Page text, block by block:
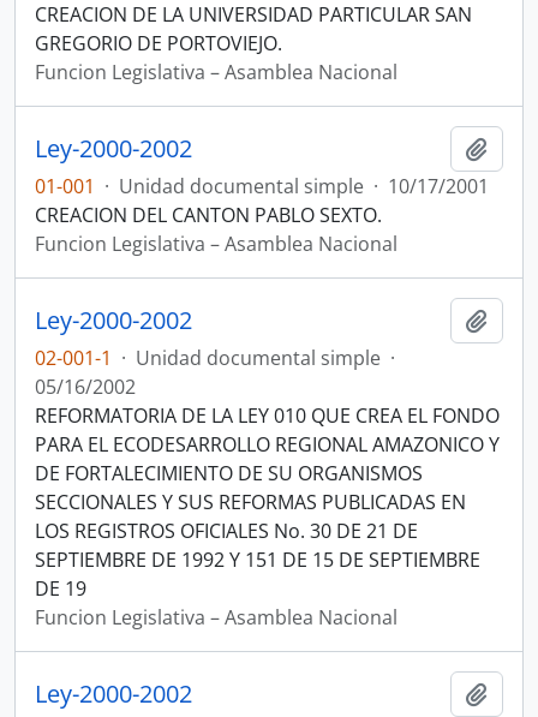
CREACION DE LA UNIVERSIDAD PARTICULAR SAN
GREGORIO DE PORTOVIEJO.
Funcion Legislativa – Asamblea Nacional
Ley-2000-2002
01-001 · Unidad documental simple · 10/17/2001
CREACION DEL CANTON PABLO SEXTO.
Funcion Legislativa – Asamblea Nacional
Ley-2000-2002
02-001-1 · Unidad documental simple ·
05/16/2002
REFORMATORIA DE LA LEY 010 QUE CREA EL FONDO
PARA EL ECODESARROLLO REGIONAL AMAZONICO Y
DE FORTALECIMIENTO DE SU ORGANISMOS
SECCIONALES Y SUS REFORMAS PUBLICADAS EN
LOS REGISTROS OFICIALES No. 30 DE 21 DE
SEPTIEMBRE DE 1992 Y 151 DE 15 DE SEPTIEMBRE
DE 19
Funcion Legislativa – Asamblea Nacional
Ley-2000-2002